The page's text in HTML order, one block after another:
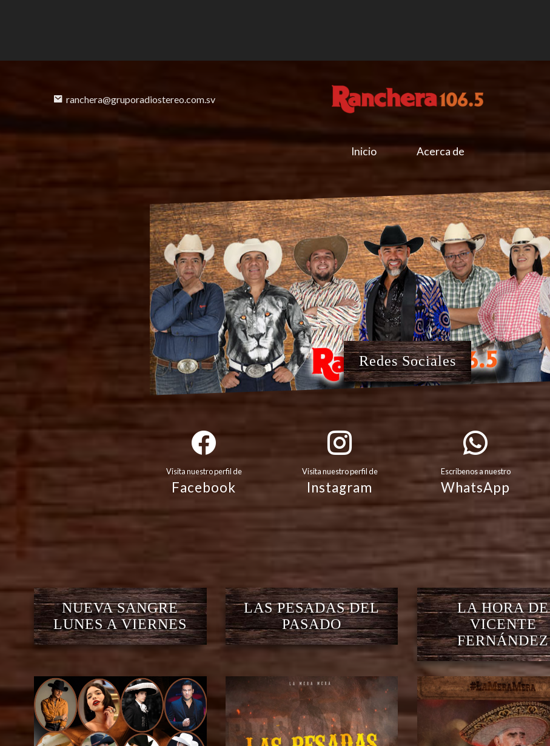
ranchera@gruporadiostereo.com.sv
Inicio Acerca de
Redes Sociales
Visita nuestro perfil de
Facebook
Visita nuestro perfil de
Instagram
Escribenos a nuestro
WhatsApp
NUEVA SANGRE
LUNES A VIERNES
LAS PESADAS DEL
PASADO
LA HORA DE
VICENTE
FERNÁNDEZ